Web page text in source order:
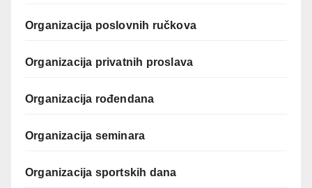
Organizacija poslovnih ručkova
Organizacija privatnih proslava
Organizacija rođendana
Organizacija seminara
Organizacija sportskih dana